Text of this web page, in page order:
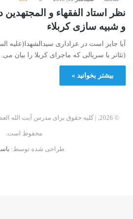
نظر استاد الفقهاء و
و شبیه سازی کربلاء
آيا جايز است در عزادارى سيدالشهدا(عليه
(تئاتر يا سريالى كه ماجراى كربلا را بيان
بیشتر بخوانید »
© 2026, | کلیه حقوق برای مدرس آیت الله
محفوظ است.
طراحی شده توسط: